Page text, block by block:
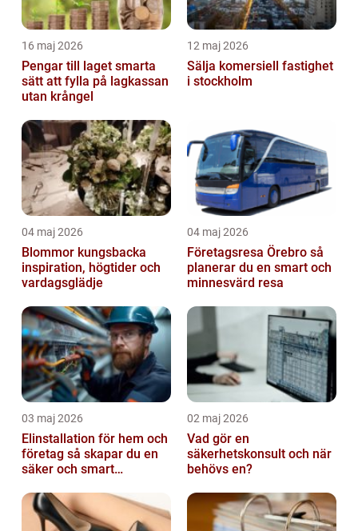
16 maj 2026
Pengar till laget smarta
sätt att fylla på lagkassan
utan krångel
12 maj 2026
Sälja komersiell fastighet
i stockholm
04 maj 2026
Blommor kungsbacka
inspiration, högtider och
vardagsglädje
04 maj 2026
Företagsresa Örebro så
planerar du en smart och
minnesvärd resa
03 maj 2026
Elinstallation för hem och
företag så skapar du en
säker och smart
02 maj 2026
Vad gör en
säkerhetskonsult och när
behövs en?